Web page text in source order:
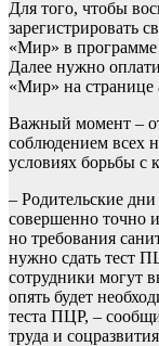
Для того, чтобы
зарегистрировать
«Мир» в программе
Далее нужно
«Мир» на странице
Важный момент –
соблюдением всех
условиях борьбы с
– Родительские
совершенно точно
но требования
нужно сдать тест
сотрудники могут
опять будет
теста ПЦР, –
труда и